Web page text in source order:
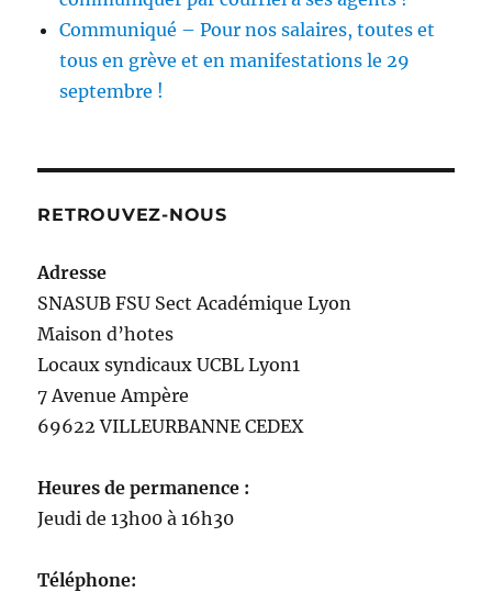
Communiqué – Pour nos salaires, toutes et
tous en grève et en manifestations le 29
septembre !
RETROUVEZ-NOUS
Adresse
SNASUB FSU Sect Académique Lyon
Maison d’hotes
Locaux syndicaux UCBL Lyon1
7 Avenue Ampère
69622 VILLEURBANNE CEDEX
Heures de permanence :
Jeudi de 13h00 à 16h30
Téléphone: